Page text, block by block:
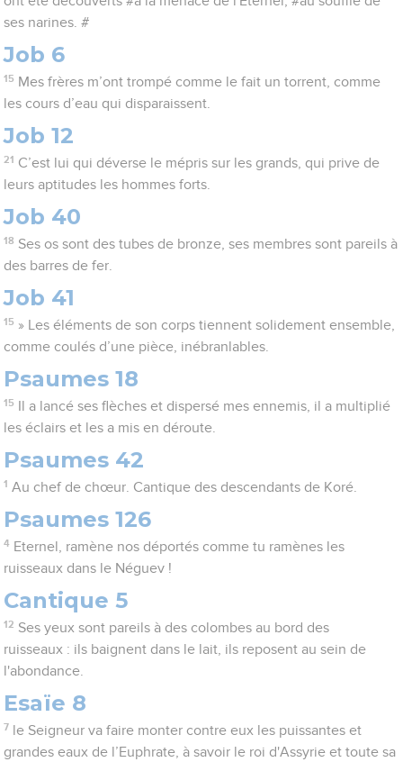
ses narines. #
Job 6
15 Mes frères m’ont trompé comme le fait un torrent, comme
les cours d’eau qui disparaissent.
Job 12
21 C’est lui qui déverse le mépris sur les grands, qui prive de
leurs aptitudes les hommes forts.
Job 40
18 Ses os sont des tubes de bronze, ses membres sont pareils à
des barres de fer.
Job 41
15 » Les éléments de son corps tiennent solidement ensemble,
comme coulés d’une pièce, inébranlables.
Psaumes 18
15
Il a lancé ses flèches et dispersé mes ennemis, il a multiplié
les éclairs et les a mis en déroute.
Psaumes 42
1 Au chef de chœur. Cantique des descendants de Koré.
Psaumes 126
4 Eternel, ramène nos déportés comme tu ramènes les
ruisseaux dans le Néguev !
Cantique 5
12 Ses yeux sont pareils à des colombes au bord des
ruisseaux : ils baignent dans le lait, ils reposent au sein de
l'abondance.
Esaïe 8
7
le Seigneur va faire monter contre eux les puissantes et
grandes eaux de l’Euphrate, à savoir le roi d'Assyrie et toute sa